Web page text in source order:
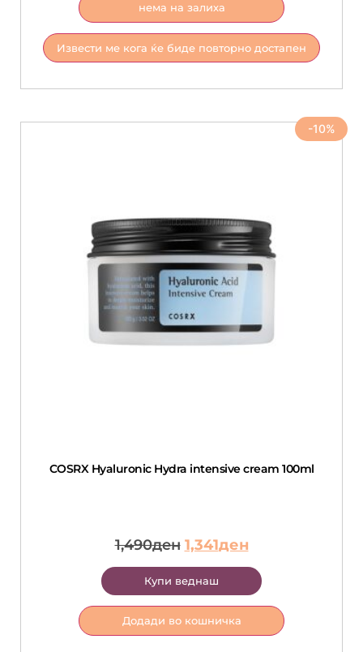
нема на залиха
Извести ме кога ќе биде повторно достапен
-10%
COSRX Hyaluronic Hydra intensive cream 100ml
1,490ден 1,341ден
Купи веднаш
Додади во кошничка